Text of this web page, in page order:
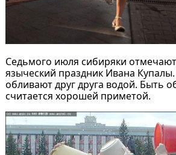
Седьмого июля сибиряки
языческий праздник Ивана
обливают друг друга водой. Быть
считается хорошей приметой.